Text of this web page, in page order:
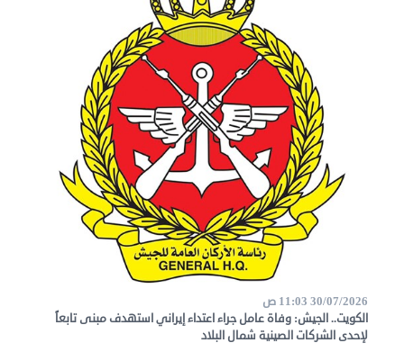
30/07/2026 11:03 ص
الكويت.. الجيش: وفاة عامل جراء اعتداء إيراني استهدف مبنى تابعاً
لإحدى الشركات الصينية شمال البلاد